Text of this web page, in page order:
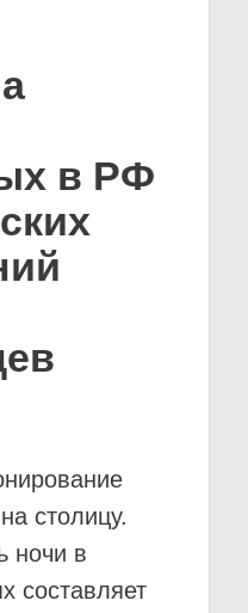
в РФ
столицу.
ночи в
составляет